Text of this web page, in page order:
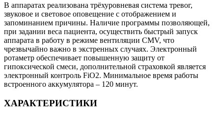
В аппаратах реализована трёхуровневая система тревог,
звуковое и световое оповещение с отображением и
запоминанием причины. Наличие программы позволяющей,
при задании веса пациента, осуществить быстрый запуск
аппарата в работу в режиме вентиляции CMV, что
чрезвычайно важно в экстренных случаях. Электронный
ротаметр обеспечивает повышенную защиту от
гипоксической смеси, дополнительной страховкой является
электронный контроль FiO2. Минимальное время работы
встроенного аккумулятора – 120 минут.
ХАРАКТЕРИСТИКИ